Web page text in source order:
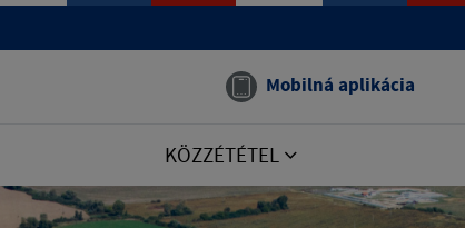
Mobilná aplikácia
KÖZZÉTÉTEL